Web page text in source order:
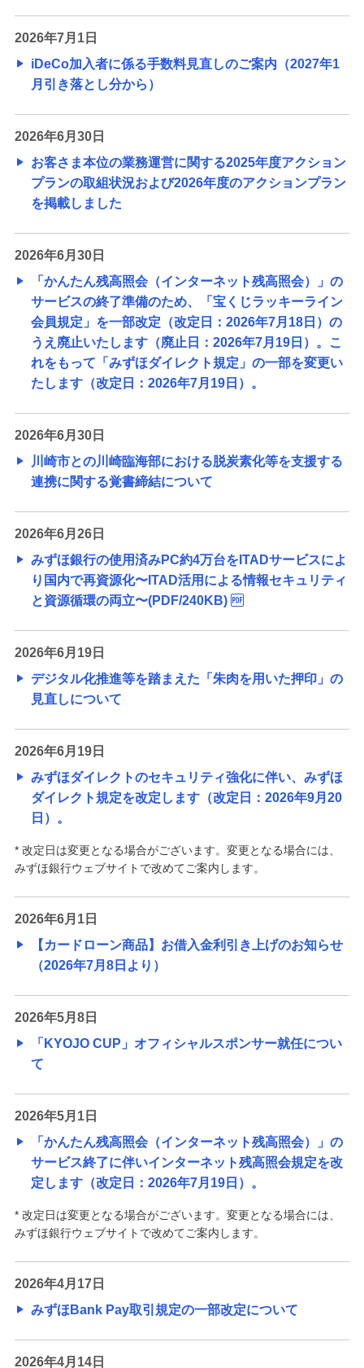
2026年7月1日
iDeCo加入者に係る手数料見直しのご案内（2027年1
月引き落とし分から）
2026年6月30日
お客さま本位の業務運営に関する2025年度アクション
プランの取組状況および2026年度のアクションプラン
を掲載しました
2026年6月30日
「かんたん残高照会（インターネット残高照会）」の
サービスの終了準備のため、「宝くじラッキーライン
会員規定」を一部改定（改定日：2026年7月18日）の
うえ廃止いたします（廃止日：2026年7月19日）。こ
れをもって「みずほダイレクト規定」の一部を変更い
たします（改定日：2026年7月19日）。
2026年6月30日
川崎市との川崎臨海部における脱炭素化等を支援する
連携に関する覚書締結について
2026年6月26日
みずほ銀行の使用済みPC約4万台をITADサービスによ
り国内で再資源化〜ITAD活用による情報セキュリティ
と資源循環の両立〜(PDF/240KB)
2026年6月19日
デジタル化推進等を踏まえた「朱肉を用いた押印」の
見直しについて
2026年6月19日
みずほダイレクトのセキュリティ強化に伴い、みずほ
ダイレクト規定を改定します（改定日：2026年9月20
日）。
* 改定日は変更となる場合がございます。変更となる場合には、
みずほ銀行ウェブサイトで改めてご案内します。
2026年6月1日
【カードローン商品】お借入金利引き上げのお知らせ
（2026年7月8日より）
2026年5月8日
「KYOJO CUP」オフィシャルスポンサー就任につい
て
2026年5月1日
「かんたん残高照会（インターネット残高照会）」の
サービス終了に伴いインターネット残高照会規定を改
定します（改定日：2026年7月19日）。
* 改定日は変更となる場合がございます。変更となる場合には、
みずほ銀行ウェブサイトで改めてご案内します。
2026年4月17日
みずほBank Pay取引規定の一部改定について
2026年4月14日